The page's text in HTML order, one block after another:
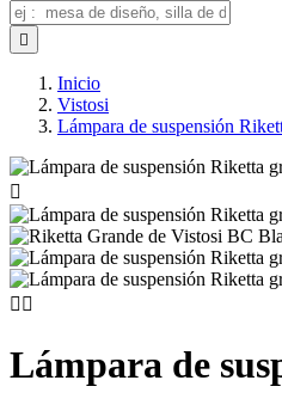

Inicio
Vistosi
Lámpara de suspensión

 
Lámpara de